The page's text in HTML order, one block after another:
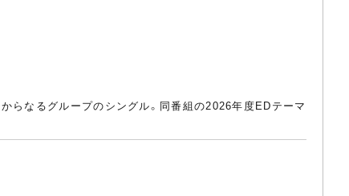
らなるグループのシングル。同番組の2026年度EDテーマ